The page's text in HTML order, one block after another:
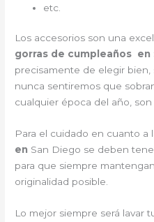
etc.
Los accesorios son una
gorras de cumpleaños en
precisamente de elegir bien,
nunca sentiremos que
cualquier época del año, son
Para el cuidado en cuanto a
en San Diego se deben
para que siempre
originalidad posible.
Lo mejor siempre será lavar